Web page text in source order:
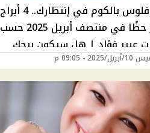
حظ وفلوس بالكوم في إنتظارك.. 4 أبراج
الأكثر حظًا في منتصف أبريل 2025 حسب
عبير فؤاد | هل سيكون برجك
2025 - 09:05 م